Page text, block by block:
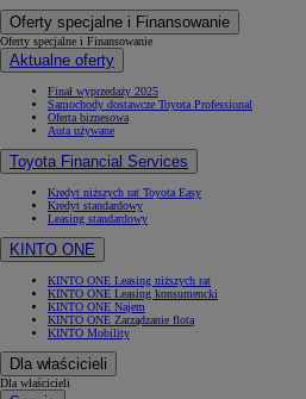
Oferty specjalne i Finansowanie
Oferty specjalne i Finansowanie
Aktualne oferty
Finał wyprzedaży 2025
Samochody dostawcze Toyota Professional
Oferta biznesowa
Auta używane
Toyota Financial Services
Kredyt niższych rat Toyota Easy
Kredyt standardowy
Leasing standardowy
KINTO ONE
KINTO ONE Leasing niższych rat
KINTO ONE Leasing konsumencki
KINTO ONE Najem
KINTO ONE Zarządzanie flotą
KINTO Mobility
Dla właścicieli
Dla właścicieli